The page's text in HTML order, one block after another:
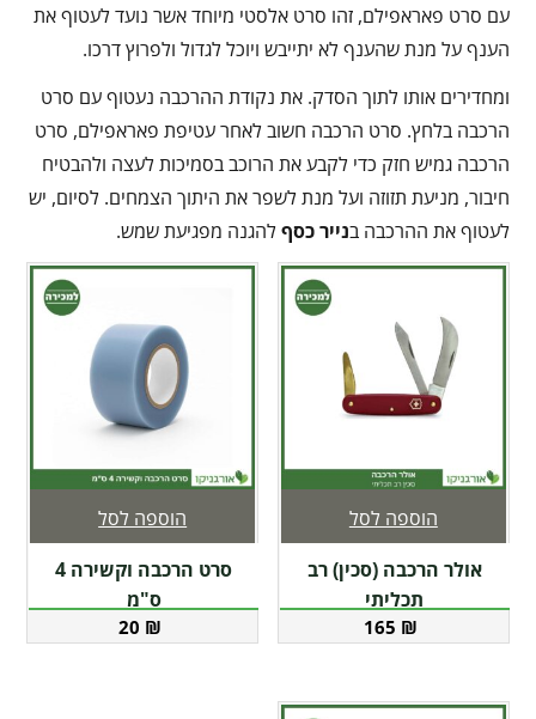
עם סרט פאראפילם, זהו סרט אלסטי מיוחד אשר נועד לעטוף את
הענף על מנת שהענף לא יתייבש ויוכל לגדול ולפרוץ דרכו.
ומחדירים אותו לתוך הסדק. את נקודת ההרכבה נעטוף עם סרט
הרכבה בלחץ. סרט הרכבה חשוב לאחר עטיפת פאראפילם, סרט
הרכבה גמיש חזק כדי לקבע את הרוכב בסמיכות לעצה ולהבטיח
חיבור, מניעת תזוזה ועל מנת לשפר את היתוך הצמחים. לסיום, יש
לעטוף את ההרכבה בנייר כסףלהגנה מפגיעת שמש.
אולר הרכבה (סכין) רב
תכליתי
165 ₪
הוספה לסל
סרט הרכבה וקשירה 4
ס"מ
20 ₪
הוספה לסל